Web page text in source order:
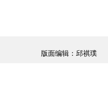
版面编辑：邱祺璞